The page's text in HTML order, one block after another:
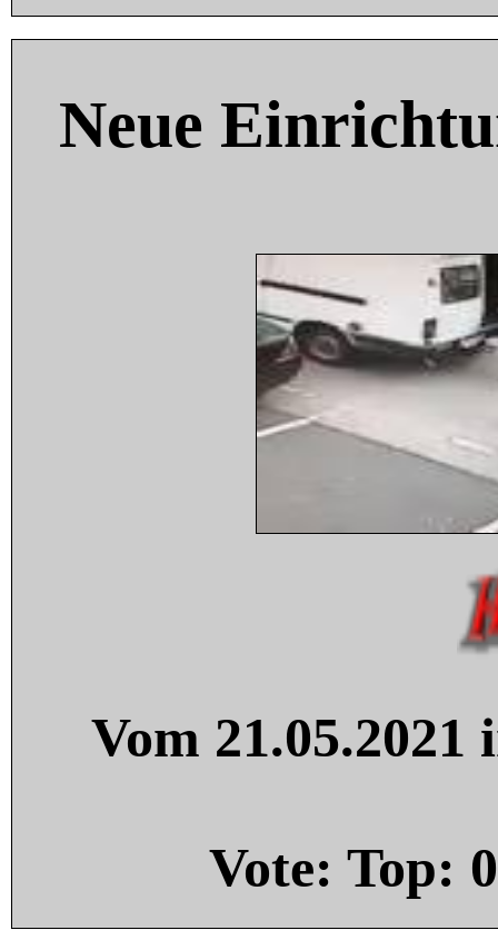
Neue
Vom
Vote: Top: 0